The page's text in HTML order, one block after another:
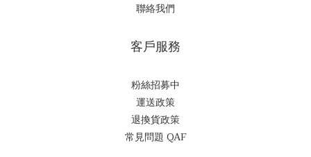
聯絡我們
客戶服務
粉絲招募中
運送政策
退換貨政策
常見問題 QAF